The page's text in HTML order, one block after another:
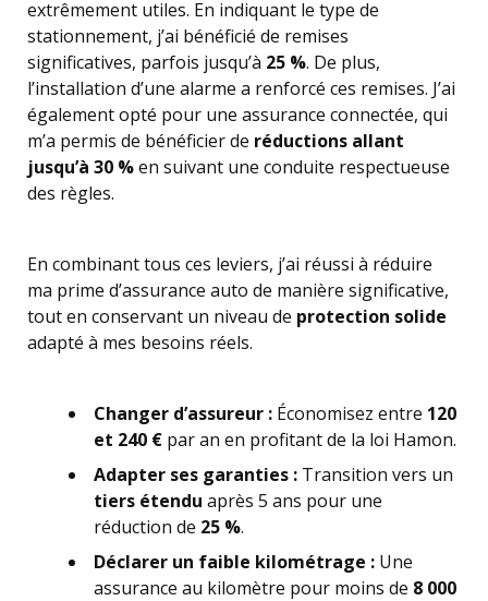
extrêmement utiles. En indiquant le type de
stationnement, j’ai bénéficié de remises
significatives, parfois jusqu’à 25 %. De plus,
l’installation d’une alarme a renforcé ces remises. J’ai
également opté pour une assurance connectée, qui
m’a permis de bénéficier de réductions allant
jusqu’à 30 %en suivant une conduite respectueuse
des règles.
En combinant tous ces leviers, j’ai réussi à réduire
ma prime d’assurance auto de manière significative,
tout en conservant un niveau de protection solide
adapté à mes besoins réels.
Changer d’assureur : Économisez entre 120
et 240 € par an en profitant de la loi Hamon.
Adapter ses garanties : Transition vers un
tiers étendu après 5 ans pour une
réduction de 25 %.
Déclarer un faible kilométrage : Une
assurance au kilomètre pour moins de 8 000